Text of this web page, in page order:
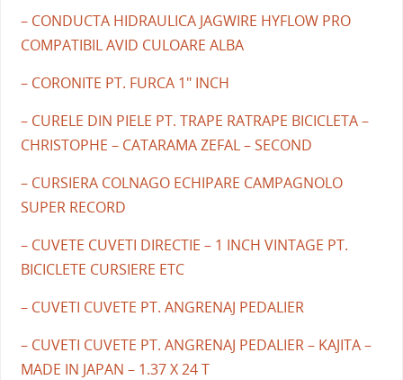
– CONDUCTA HIDRAULICA JAGWIRE HYFLOW PRO
COMPATIBIL AVID CULOARE ALBA
– CORONITE PT. FURCA 1" INCH
– CURELE DIN PIELE PT. TRAPE RATRAPE BICICLETA –
CHRISTOPHE – CATARAMA ZEFAL – SECOND
– CURSIERA COLNAGO ECHIPARE CAMPAGNOLO
SUPER RECORD
– CUVETE CUVETI DIRECTIE – 1 INCH VINTAGE PT.
BICICLETE CURSIERE ETC
– CUVETI CUVETE PT. ANGRENAJ PEDALIER
– CUVETI CUVETE PT. ANGRENAJ PEDALIER – KAJITA –
MADE IN JAPAN – 1.37 X 24 T